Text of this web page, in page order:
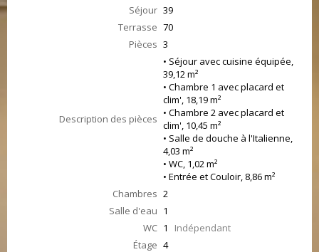
Séjour 39
Terrasse 70
Pièces 3
Description des pièces
• Séjour avec cuisine équipée,
39,12 m²
• Chambre 1 avec placard et
clim', 18,19 m²
• Chambre 2 avec placard et
clim', 10,45 m²
• Salle de douche à l'Italienne,
4,03 m²
• WC, 1,02 m²
• Entrée et Couloir, 8,86 m²
Chambres 2
Salle d'eau 1
WC 1 Indépendant
Étage 4